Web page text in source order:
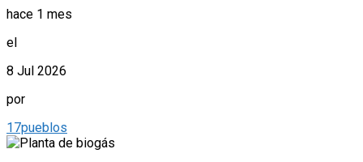
hace 1 mes
el
8 Jul 2026
por
17pueblos